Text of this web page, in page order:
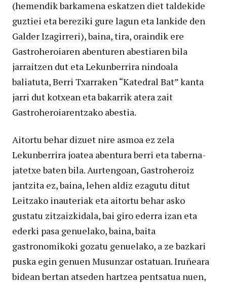
(hemendik barkamena eskatzen diet taldekide
guztiei eta bereziki gure lagun eta lankide den
Galder Izagirreri), baina, tira, oraindik ere
Gastroheroiaren abenturen abestiaren bila
jarraitzen dut eta Lekunberrira nindoala
baliatuta, Berri Txarraken “Katedral Bat” kanta
jarri dut kotxean eta bakarrik atera zait
Gastroheroiarentzako abestia.
Aitortu behar dizuet nire asmoa ez zela
Lekunberrira joatea abentura berri eta taberna-
jatetxe baten bila. Aurtengoan, Gastroheroiz
jantzita ez, baina, lehen aldiz ezagutu ditut
Leitzako inauteriak eta aitortu behar asko
gustatu zitzaizkidala, bai giro ederra izan eta
ederki pasa genuelako, baina, baita
gastronomikoki gozatu genuelako, a ze bazkari
puska egin genuen Musunzar ostatuan. Iruñeara
bidean bertan atseden hartzea pentsatua nuen,